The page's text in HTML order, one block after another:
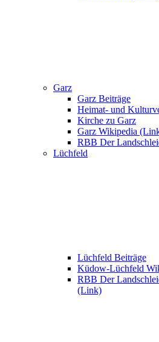
Garz
Garz Beiträge
Heimat- und
Kirche zu Garz
Garz Wikipedia
RBB Der
Lüchfeld
Lüchfeld Beiträge
Küdow-Lüchfeld
RBB Der
(Link)